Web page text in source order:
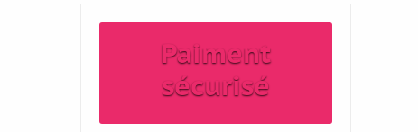
Paiment
sécurisé